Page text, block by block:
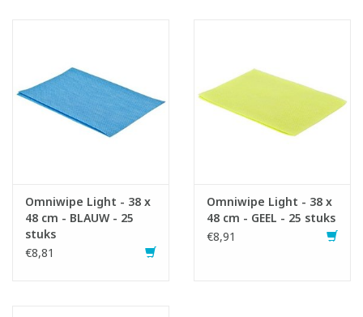
Infofiche
Omniwipe Light - 38 x
48 cm - BLAUW - 25
stuks
€8,81
Omniwipe Light - 38 x
48 cm - GEEL - 25 stuks
€8,91